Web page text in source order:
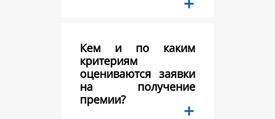
Кем и по каким
критериям
оцениваются заявки
на получение
премии?